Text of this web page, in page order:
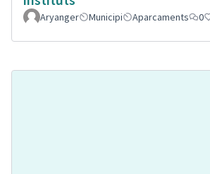
Aryanger Municipi Aparcaments 0